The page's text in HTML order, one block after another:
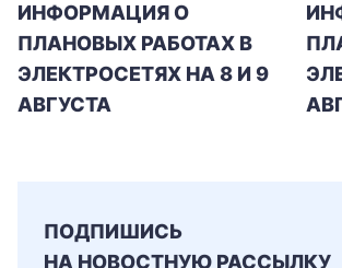
ИНФОРМАЦИЯ О
ПЛАНОВЫХ РАБОТАХ В
ЭЛЕКТРОСЕТЯХ НА 8 И 9
АВГУСТА
ПОДПИШИСЬ
НА НОВОСТНУЮ РАССЫЛКУ